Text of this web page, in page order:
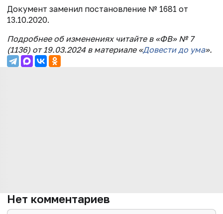
Документ заменил постановление № 1681 от
13.10.2020.
Подробнее об изменениях читайте в «ФВ» № 7
(1136) от 19.03.2024 в материале «Довести до ума».
Нет комментариев